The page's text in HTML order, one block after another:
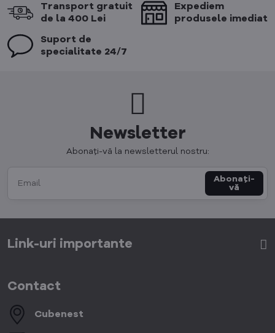
Transport gratuit
de la 400 Lei
Expediem
produsele imediat
Suport de
specialitate 24/7
Newsletter
Abonați-vă la newsletterul nostru:
Abonați-
vă
Link-uri importante
Contact
Cubenest